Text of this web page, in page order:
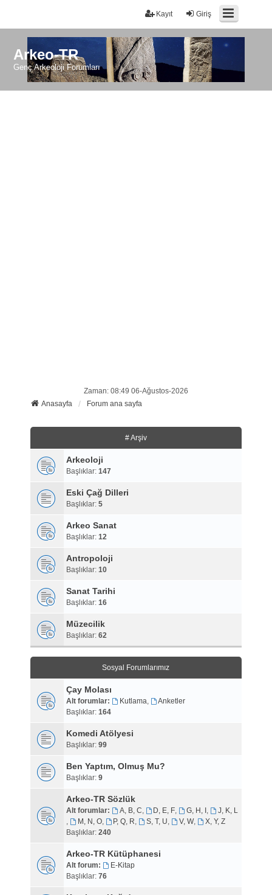
Giriş
Kayıt
Arkeo-TR
Genç Arkeoloji Forumları
Zaman: 08:49 06-Ağustos-2026
Anasayfa
Forum ana sayfa
# Arşiv
Arkeoloji
Başlıklar: 147
Eski Çağ Dilleri
Başlıklar: 5
Arkeo Sanat
Başlıklar: 12
Antropoloji
Başlıklar: 10
Sanat Tarihi
Başlıklar: 16
Müzecilik
Başlıklar: 62
Sosyal Forumlarımız
Çay Molası
Alt forumlar: Kutlama,
Anketler
Başlıklar: 164
Komedi Atölyesi
Başlıklar: 99
Ben Yaptım, Olmuş Mu?
Başlıklar: 9
Arkeo-TR Sözlük
Alt forumlar: A, B, C, D, E, F, G, H, I ,
J, K, L
,
M, N, O, P, Q, R, S, T, U, V, W,
X, Y, Z
Başlıklar: 240
Arkeo-TR Kütüphanesi
Alt forum:
E-Kitap
Başlıklar: 76